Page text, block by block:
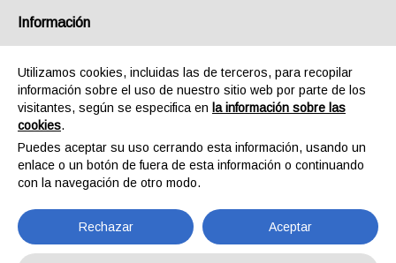
Información
Utilizamos cookies, incluidas las de terceros, para recopilar
información sobre el uso de nuestro sitio web por parte de los
visitantes, según se especifica en la información sobre las
cookies.
Puedes aceptar su uso cerrando esta información, usando un
enlace o un botón de fuera de esta información o continuando
con la navegación de otro modo.
Rechazar Aceptar